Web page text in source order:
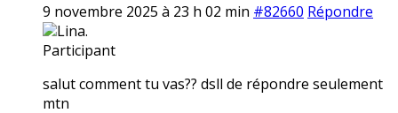
9 novembre 2025 à 23 h 02 min #82660 Répondre
Lina.
Participant
salut comment tu vas?? dsll de répondre seulement
mtn